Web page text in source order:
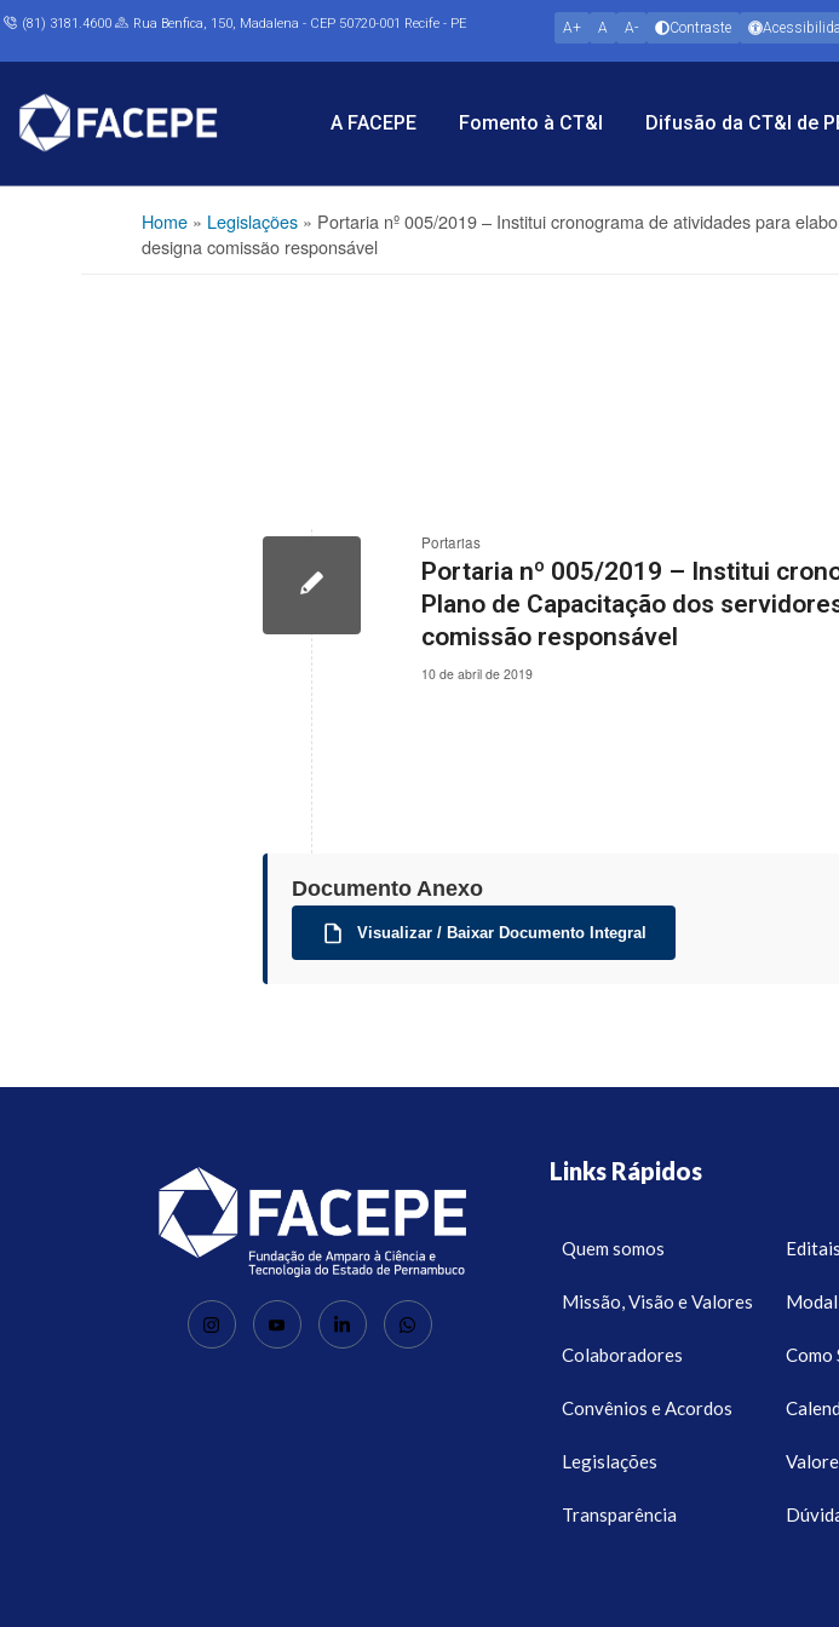
Home » Legislações » Portaria nº 005/2019 – Institui cronograma de atividades para
designa comissão responsável
(81) 3181.4600 Rua Benfica, 150, Madalena - CEP 50720-001 Recife - PE A+ A A- Contraste
A FACEPE Fomento à CT&I Difusão da CT&I de
Portarias
Portaria nº 005/2019 – Institui
Plano de Capacitação dos
comissão responsável
10 de abril de 2019
Documento Anexo
Visualizar / Baixar Documento Integral
Links Rápidos
Quem somos
Missão, Visão e Valores
Colaboradores
Convênios e Acordos
Legislações
Transparência
Editais
Como